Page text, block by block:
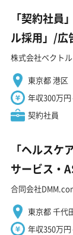
「契約社
ル採用」/広
株式会社ベクトル
東京都 港区
年収300万
契約社員
「ヘルス
サービス・
合同会社
東京都 千代
年収350万